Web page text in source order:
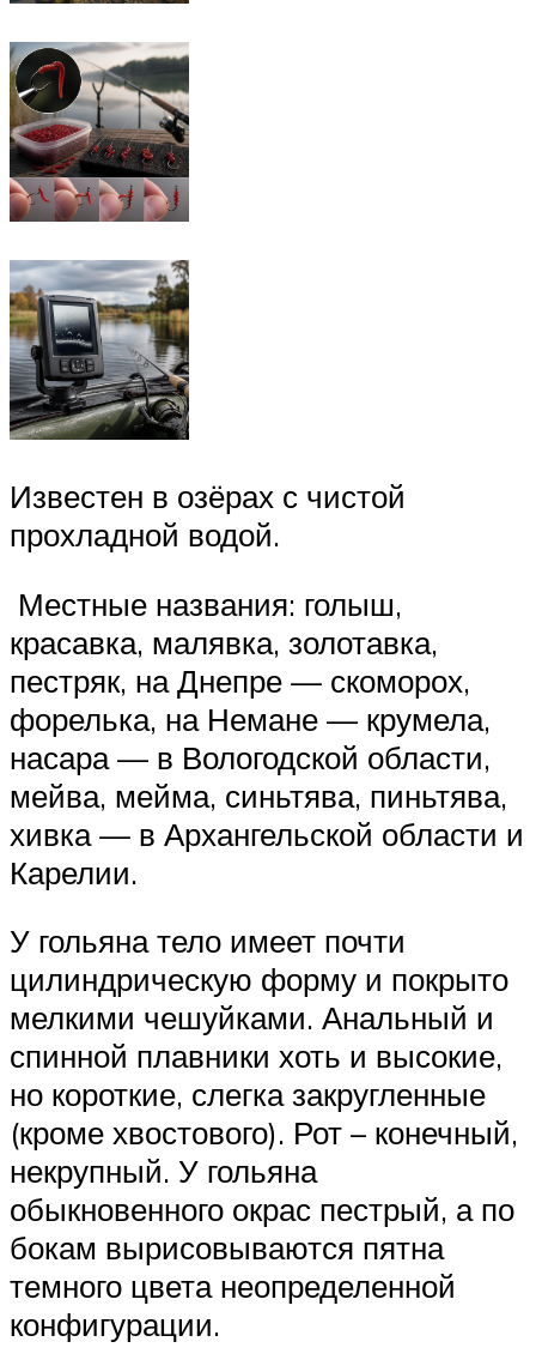
Известен в озёрах с чистой
прохладной водой.
Местные названия: голыш,
красавка, малявка, золотавка,
пестряк, на Днепре — скоморох,
форелька, на Немане — крумела,
насара — в Вологодской области,
мейва, мейма, синьтява, пиньтява,
хивка — в Архангельской области и
Карелии.
У гольяна тело имеет почти
цилиндрическую форму и покрыто
мелкими чешуйками. Анальный и
спинной плавники хоть и высокие,
но короткие, слегка закругленные
(кроме хвостового). Рот – конечный,
некрупный. У гольяна
обыкновенного окрас пестрый, а по
бокам вырисовываются пятна
темного цвета неопределенной
конфигурации.